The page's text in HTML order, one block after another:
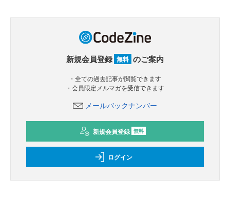
新規会員登録 無料 のご案内
・全ての過去記事が閲覧できます
・会員限定メルマガを受信できます
メールバックナンバー
新規会員登録 無料
ログイン